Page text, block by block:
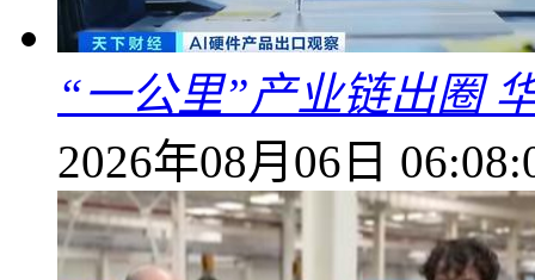
“一公里”产业链出圈
2026年08月06日